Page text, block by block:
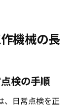
機械の長
検の手順
、日常点検を正